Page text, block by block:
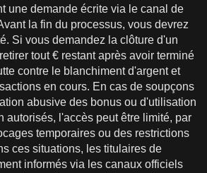
une demande écrite via le canal de
la fin du processus, vous devrez
Si vous demandez la clôture d'un
tout € restant après avoir terminé
contre le blanchiment d'argent et
en cours. En cas de soupçons
abusive des bonus ou d'utilisation
autorisés, l'accès peut être limité, par
temporaires ou des restrictions
ces situations, les titulaires de
informés via les canaux officiels